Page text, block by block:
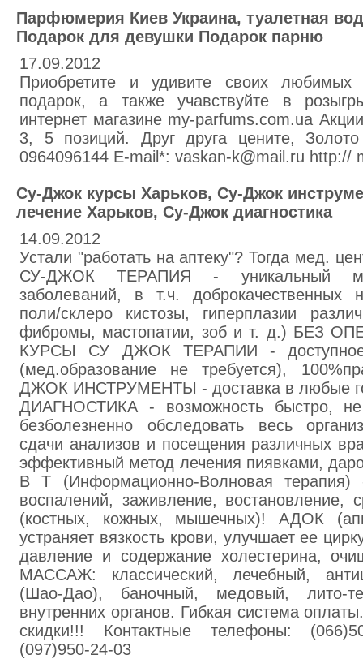
Парфюмерия Киев Украина, туалетная
Подарок для девушки Подарок парню
17.09.2012
Приобретите и удивите своих
подарок, а также учавствуйте в
интернет магазине my-parfums.com.ua
3, 5 позиций. Друг друга цените,
0964096144 E-mail*: vaskan-k@mail.ru http://
Су-Джок курсы Харьков, Су-Джок
лечение Харьков, Су-Джок диагностика
14.09.2012
Устали "работать на аптеку"? Тогда мед.
СУ-ДЖОК ТЕРАПИЯ - уникальный
заболеваний, в т.ч. доброкачественных
поли/склеро кистозы, гиперплазии
фибромы, мастопатии, зоб и т. д.) БЕЗ
КУРСЫ СУ ДЖОК ТЕРАПИИ - доступное
(мед.образование не требуется),
ДЖОК ИНСТРУМЕНТЫ - доставка в любые
ДИАГНОСТИКА - возможность быстро, не
безболезненно обследовать весь
сдачи анализов и посещения различных
эффективный метод лечения пиявками,
В Т (Информационно-Волновая терапия)
воспалений, заживление, востановление,
(костных, кожных, мышечных)! АДОК
устраняет вязкость крови, улучшает ее
давление и содержание холестерина,
МАССАЖ: классический, лечебный,
(Шао-Дао), баночный, медовый, лито-
внутренних органов. Гибкая система
скидки!!! Контактные телефоны:
(097)950-24-03